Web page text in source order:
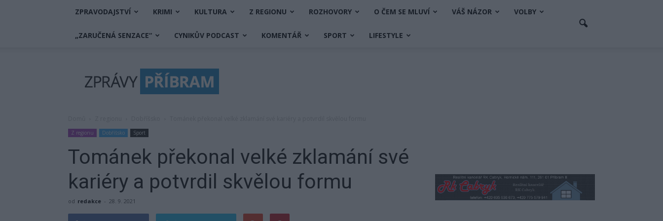
ZPRAVODAJSTVÍ KRIMI KULTURA Z REGIONU ROZHOVORY O ČEM SE MLUVÍ VÁŠ NÁZOR VOLBY
„ZARUČENÁ SENZACE“ CYNIKŮV PODCAST KOMENTÁŘ SPORT LIFESTYLE
Příbram
Z regionu Dobříšsko Sport
Tománek překonal velké zklamání své
kariéry a potvrdil skvělou formu
od redakce - 28. 9. 2021